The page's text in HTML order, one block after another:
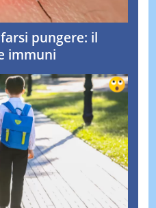
pungere: il
immuni